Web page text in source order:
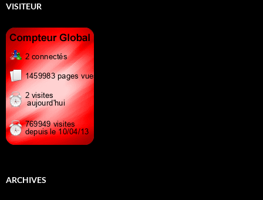
VISITEUR
ARCHIVES